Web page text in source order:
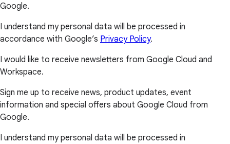
Google.
I understand my personal data will be processed in
accordance with Google’s Privacy Policy.
I would like to receive newsletters from Google Cloud and
Workspace.
Sign me up to receive news, product updates, event
information and special offers about Google Cloud from
Google.
I understand my personal data will be processed in